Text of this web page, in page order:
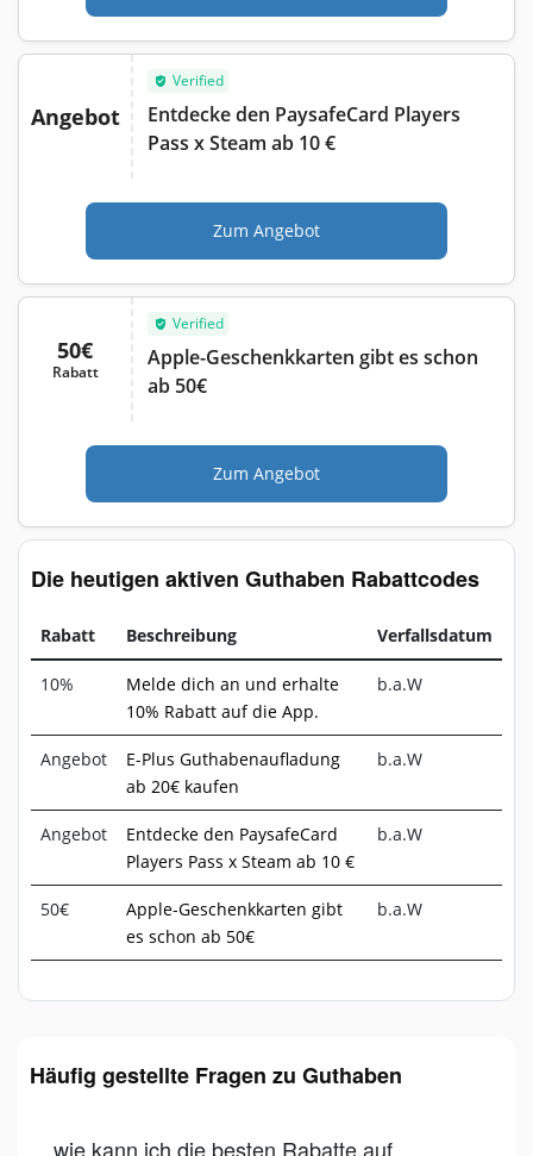
Angebot
Verified
Entdecke den PaysafeCard Players
Pass x Steam ab 10 €
Zum Angebot
50€
Rabatt
Verified
Apple-Geschenkkarten gibt es schon
ab 50€
Zum Angebot
Die heutigen aktiven Guthaben Rabattcodes
Rabatt Beschreibung Verfallsdatum
10%
Melde dich an und erhalte
10% Rabatt auf die App.
b.a.W
Angebot
E-Plus Guthabenaufladung
ab 20€ kaufen
b.a.W
Angebot
Entdecke den PaysafeCard
Players Pass x Steam ab 10 €
b.a.W
50€
Apple-Geschenkkarten gibt
es schon ab 50€
b.a.W
Häufig gestellte Fragen zu Guthaben
wie kann ich die besten Rabatte auf